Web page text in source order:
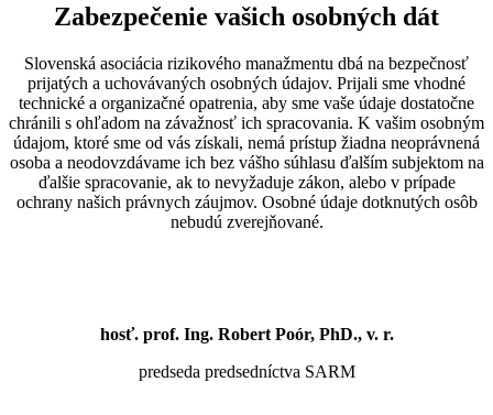
Zabezpečenie vašich osobných dát
Slovenská asociácia rizikového manažmentu dbá na bezpečnosť
prijatých a uchovávaných osobných údajov. Prijali sme vhodné
technické a organizačné opatrenia, aby sme vaše údaje dostatočne
chránili s ohľadom na závažnosť ich spracovania. K vašim osobným
údajom, ktoré sme od vás získali, nemá prístup žiadna neoprávnená
osoba a neodovzdávame ich bez vášho súhlasu ďalším subjektom na
ďalšie spracovanie, ak to nevyžaduje zákon, alebo v prípade
ochrany našich právnych záujmov. Osobné údaje dotknutých osôb
nebudú zverejňované.
hosť. prof. Ing. Robert Poór, PhD., v. r.
predseda predsedníctva SARM